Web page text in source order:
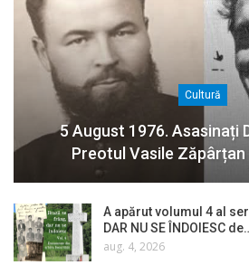
Cultură
5 August 1976. Asasinați
Preotul Vasile
A apărut volumul 4 al
DAR NU SE ÎNDOIESC
aug. 4, 2026